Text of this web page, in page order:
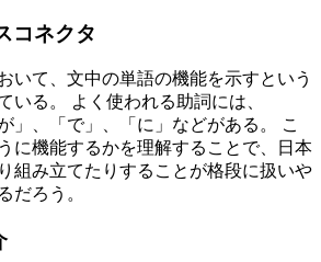
コネクタ
いて、文中の単語の機能を示すという
いる。 よく使われる助詞には、
」、「で」、「に」などがある。 こ
に機能するかを理解することで、日本
組み立てたりすることが格段に扱いや
だろう。